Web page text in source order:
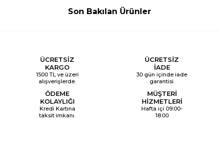
Son Bakılan Ürünler
ÜCRETSİZ
KARGO
1500 TL ve üzeri
alışverişlerde.
ÜCRETSİZ
İADE
30 gün içinde iade
garantisi.
ÖDEME
KOLAYLIĞI
Kredi Kartına
taksit imkanı.
MÜŞTERİ
HİZMETLERİ
Hafta içi 09:00-
18:00